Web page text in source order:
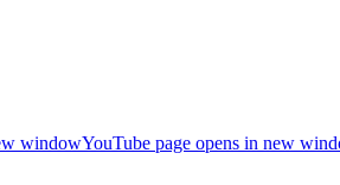
windowYouTube page opens in new